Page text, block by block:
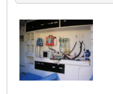
Sex:
09:00 - 18:00
Sáb:
Fechado
Dom:
Fechado